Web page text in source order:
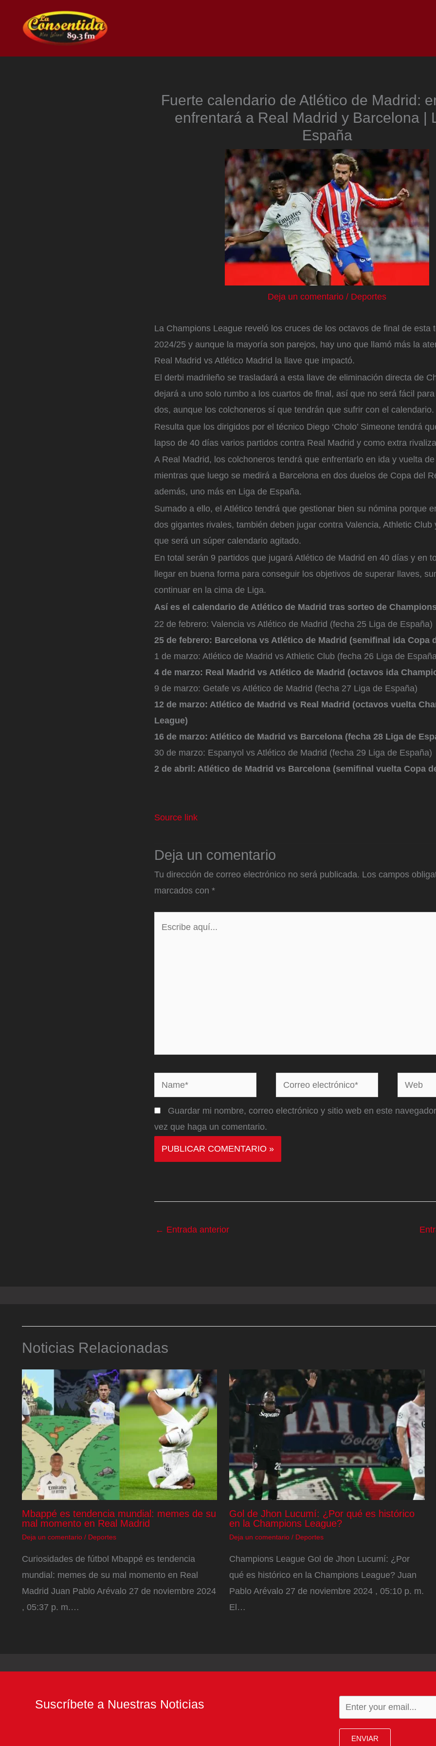
contenido
Fuerte calendario de Atlético de Madrid:
enfrentará a Real Madrid y Barcelona |
España
Deja un comentario / Deportes
La Champions League reveló los cruces de los octavos de final de esta
2024/25 y aunque la mayoría son parejos, hay uno que llamó más la
Real Madrid vs Atlético Madrid la llave que impactó.
El derbi madrileño se trasladará a esta llave de eliminación directa de
dejará a uno solo rumbo a los cuartos de final, así que no será fácil
dos, aunque los colchoneros sí que tendrán que sufrir con el calendario.
Resulta que los dirigidos por el técnico Diego ‘Cholo’ Simeone tendrá
lapso de 40 días varios partidos contra Real Madrid y como extra
A Real Madrid, los colchoneros tendrá que enfrentarlo en ida y vuelta
mientras que luego se medirá a Barcelona en dos duelos de Copa del
además, uno más en Liga de España.
Sumado a ello, el Atlético tendrá que gestionar bien su nómina porque
dos gigantes rivales, también deben jugar contra Valencia, Athletic Club
que será un súper calendario agitado.
En total serán 9 partidos que jugará Atlético de Madrid en 40 días y en
llegar en buena forma para conseguir los objetivos de superar llaves,
continuar en la cima de Liga.
Así es el calendario de Atlético de Madrid tras sorteo de Champions
22 de febrero: Valencia vs Atlético de Madrid (fecha 25 Liga de España)
25 de febrero: Barcelona vs Atlético de Madrid (semifinal ida Copa
1 de marzo: Atlético de Madrid vs Athletic Club (fecha 26 Liga de
4 de marzo: Real Madrid vs Atlético de Madrid (octavos ida
9 de marzo: Getafe vs Atlético de Madrid (fecha 27 Liga de España)
12 de marzo: Atlético de Madrid vs Real Madrid (octavos vuelta
League)
16 de marzo: Atlético de Madrid vs Barcelona (fecha 28 Liga de
30 de marzo: Espanyol vs Atlético de Madrid (fecha 29 Liga de España)
2 de abril: Atlético de Madrid vs Barcelona (semifinal vuelta Copa
Source link
Deja un comentario
Tu dirección de correo electrónico no será publicada. Los campos
marcados con *
Name*
Correo
electrónico*
Web
Guardar mi nombre, correo electrónico y sitio web en este
vez que haga un comentario.
← Entrada anterior
Noticias Relacionadas
Mbappé es tendencia mundial: memes de su
mal momento en Real Madrid
Deja un comentario / Deportes
Curiosidades de fútbol Mbappé es tendencia
mundial: memes de su mal momento en Real
Madrid Juan Pablo Arévalo 27 de noviembre 2024
, 05:37 p. m.…
Gol de Jhon Lucumí: ¿Por qué es histórico
en la Champions League?
Deja un comentario / Deportes
Champions League Gol de Jhon Lucumí: ¿Por
qué es histórico en la Champions League? Juan
Pablo Arévalo 27 de noviembre 2024 , 05:10 p. m.
El…
Suscríbete a Nuestras Noticias
ENVIAR